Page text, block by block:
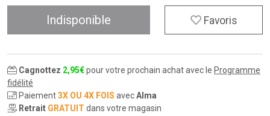
Indisponible Favoris
Cagnottez 2,95€pour votre prochain achat avec le Programme
fidélité
Paiement3X OU 4X FOIS avecAlma
Retrait GRATUIT dans votre magasin